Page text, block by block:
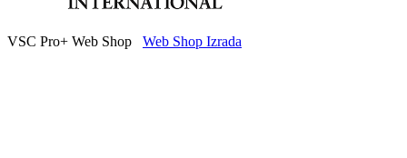
VSC Pro+ Web Shop Web Shop Izrada